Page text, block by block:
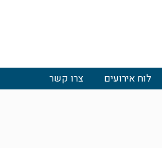
לוח אירועים צרו קשר